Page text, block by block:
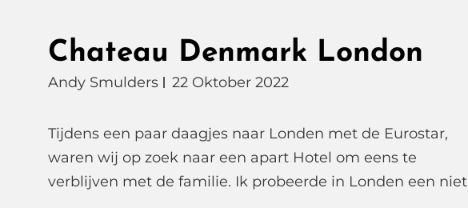
Chateau Denmark London
Andy Smulders 22 Oktober 2022
Tijdens een paar daagjes naar Londen met de Eurostar,
waren wij op zoek naar een apart Hotel om eens te
verblijven met de familie. Ik probeerde in Londen een niet